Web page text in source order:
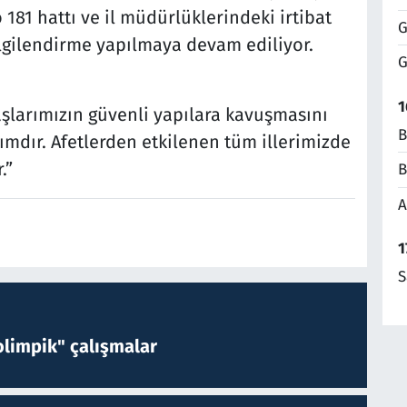
hattı ve il müdürlüklerindeki irtibat
yapılmaya devam ediliyor.
güvenli yapılara kavuşmasını
Afetlerden etkilenen tüm illerimizde
çalışmalar